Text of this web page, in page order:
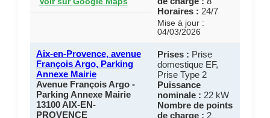
Horaires : 24/7
Mise à jour :
04/03/2026
Aix-en-Provence, avenue
François Argo, Parking
Annexe Mairie
Avenue François Argo -
Parking Annexe Mairie
13100 AIX-EN-
PROVENCE
Prises : Prise
domestique EF,
Prise Type 2
Puissance
nominale : 22 kW
Nombre de points
de charge : 2